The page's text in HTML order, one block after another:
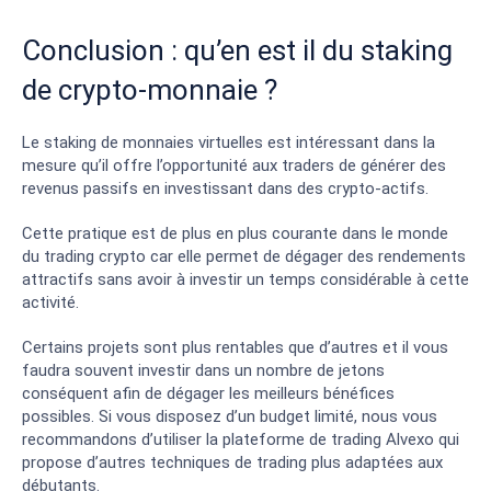
Conclusion : qu’en est il du staking
de crypto-monnaie ?
Le staking de monnaies virtuelles est intéressant dans la
mesure qu’il offre l’opportunité aux traders de générer des
revenus passifs en investissant dans des crypto-actifs.
Cette pratique est de plus en plus courante dans le monde
du trading crypto car elle permet de dégager des rendements
attractifs sans avoir à investir un temps considérable à cette
activité.
Certains projets sont plus rentables que d’autres et il vous
faudra souvent investir dans un nombre de jetons
conséquent afin de dégager les meilleurs bénéfices
possibles. Si vous disposez d’un budget limité, nous vous
recommandons d’utiliser la plateforme de trading Alvexo qui
propose d’autres techniques de trading plus adaptées aux
débutants.